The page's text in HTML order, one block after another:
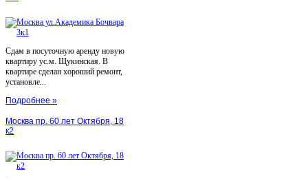
Сдам в посуточную аренду новую
квартиру ус.м. Щукинская. В
квартире сделан хороший ремонт,
установле...
Подробнее »
Москва пр. 60 лет Октября, 18
к2